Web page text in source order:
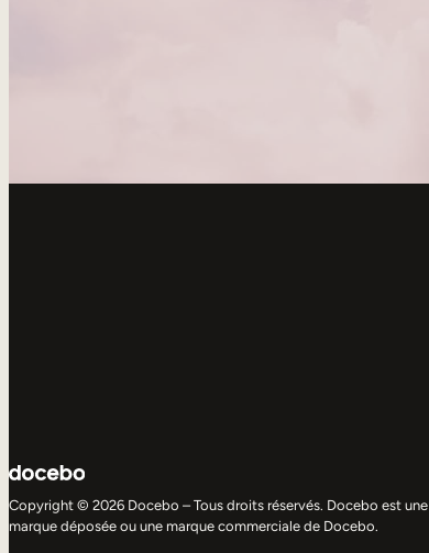
Copyright © 2026 Docebo – Tous droits réservés. Docebo est une
marque déposée ou une marque commerciale de Docebo.